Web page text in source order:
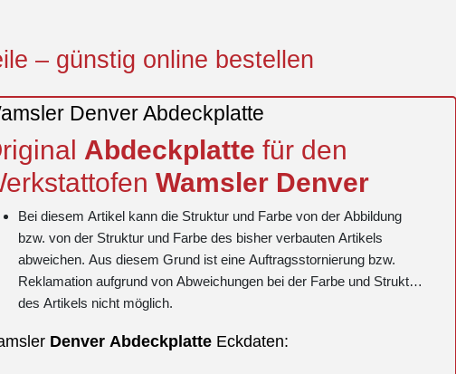
– günstig online bestellen
Denver Abdeckplatte
Abdeckplatte für den
Wamsler Denver
Bei diesem Artikel kann die Struktur und Farbe von der Abbildung
bzw. von der Struktur und Farbe des bisher verbauten Artikels
abweichen. Aus diesem Grund ist eine Auftragsstornierung bzw.
Reklamation aufgrund von Abweichungen bei der Farbe und Struktur
des Artikels nicht möglich.
Denver Abdeckplatte Eckdaten: